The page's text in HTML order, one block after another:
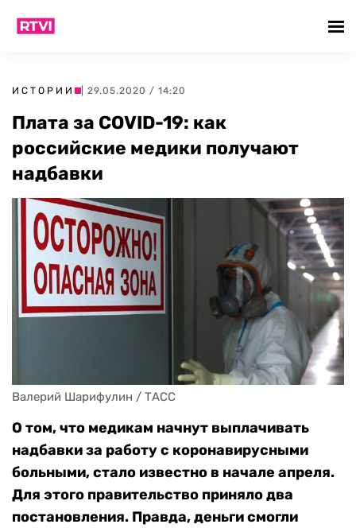
ИСТОРИИ | 29.05.2020 / 14:20
Плата за COVID-19: как
российские медики получают
надбавки
Валерий Шарифулин / ТАСС
О том, что медикам начнут выплачивать
надбавки за работу с коронавирусными
больными, стало известно в начале апреля.
Для этого правительство приняло два
постановления. Правда, деньги смогли